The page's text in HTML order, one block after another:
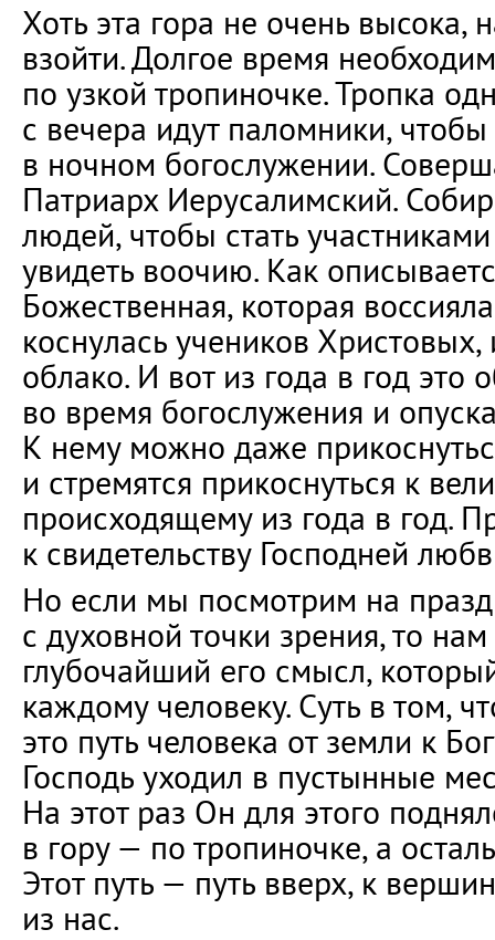
Хоть эта гора не очень высока,
взойти. Долгое время
по узкой тропиночке. Тропка
с вечера идут паломники, чтобы
в ночном богослужении.
Патриарх Иерусалимский.
людей, чтобы стать
увидеть воочию. Как
Божественная, которая
коснулась учеников
облако. И вот из года в год это
во время богослужения и
К нему можно даже
и стремятся прикоснуться к
происходящему из года в год.
к свидетельству Господней
Но если мы посмотрим на
с духовной точки зрения, то нам
глубочайший его смысл,
каждому человеку. Суть в том,
это путь человека от земли к
Господь уходил в пустынные
На этот раз Он для этого
в гору — по тропиночке, а
Этот путь — путь вверх, к
из нас.